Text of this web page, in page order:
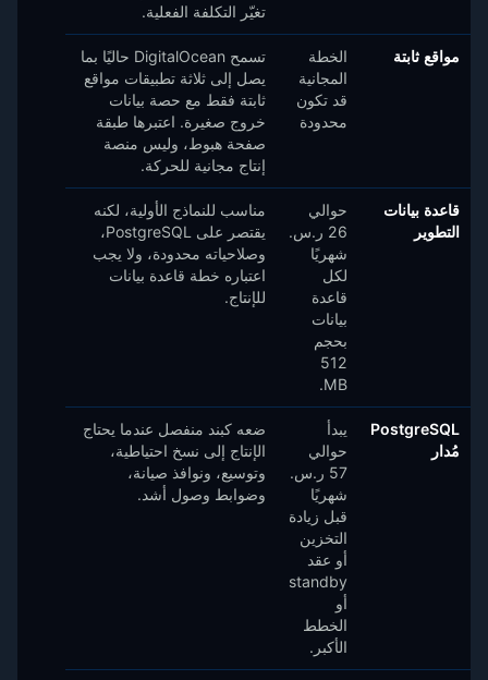
تغيّر التكلفة الفعلية.
مواقع ثابتة
الخطة
المجانية
قد تكون
محدودة
تسمح DigitalOcean حاليًا بما
يصل إلى ثلاثة تطبيقات مواقع
ثابتة فقط مع حصة بيانات
خروج صغيرة. اعتبرها طبقة
صفحة هبوط، وليس منصة
إنتاج مجانية للحركة.
قاعدة بيانات
التطوير
حوالي
26 ر.س.‏
شهريًا
لكل
قاعدة
بيانات
بحجم
512
MB.
مناسب للنماذج الأولية، لكنه
يقتصر على PostgreSQL،
وصلاحياته محدودة، ولا يجب
اعتباره خطة قاعدة بيانات
للإنتاج.
PostgreSQL
مُدار
يبدأ
حوالي
57 ر.س.‏
شهريًا
قبل زيادة
التخزين
أو عقد
standby
أو
الخطط
الأكبر.
ضعه كبند منفصل عندما يحتاج
الإنتاج إلى نسخ احتياطية،
وتوسيع، ونوافذ صيانة،
وضوابط وصول أشد.